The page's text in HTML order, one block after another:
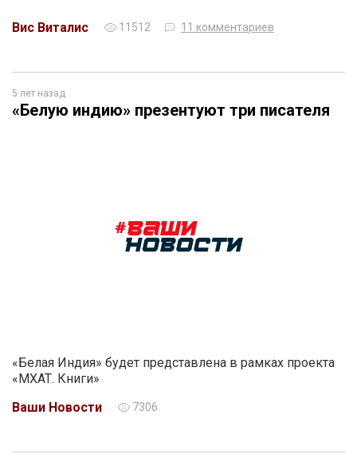
Вис Виталис 11512 11 комментариев
5 лет назад
«Белую индию» презентуют три писателя
«Белая Индия» будет представлена в рамках проекта
«МХАТ. Книги»
Ваши Новости
7306